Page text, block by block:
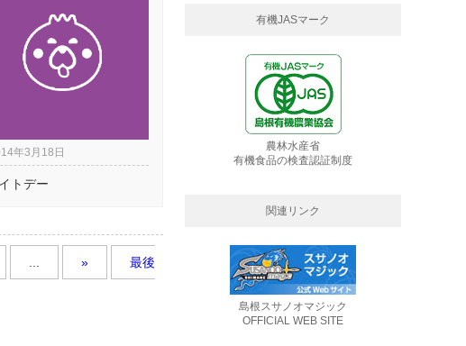
年3月18日
トデー
»
最後
有機JASマーク
農林水産省
有機食品の検査認証制度
関連リンク
島根スサノオマジック
OFFICIAL WEB SITE